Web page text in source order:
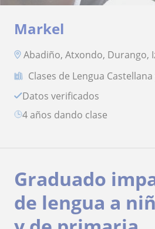
Markel
Abadiño, Atxondo, Durango,
Clases de Lengua
Datos verificados
4 años dando clase
Graduado
de lengua a